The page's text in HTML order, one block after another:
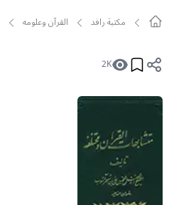
مکتبة رافد القرآن وعلومه
2K